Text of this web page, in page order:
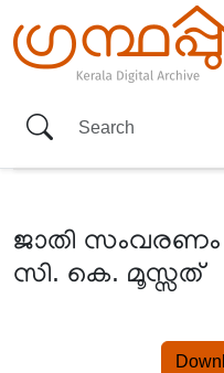
ജാതി സംവരണം
സി. കെ. മൂസ്സത്